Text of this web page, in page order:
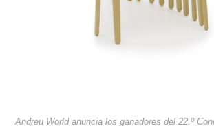
Andreu World anuncia los ganadores del 22.º